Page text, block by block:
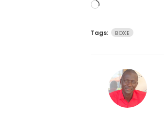
Chargement…
Tags: BOXE